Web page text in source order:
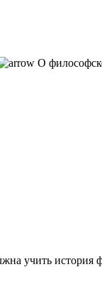
О
учить история